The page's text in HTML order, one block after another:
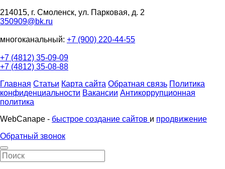
214015, г. Смоленск, ул. Парковая, д. 2
350909@bk.ru
многоканальный: +7 (900) 220-44-55
+7 (4812) 35-09-09
+7 (4812) 35-08-88
Главная Статьи Карта сайта Обратная связь Политика
конфиденциальности Вакансии Антикоррупционная
политика
WebCanape - быстрое создание сайтов и продвижение
Обратный звонок